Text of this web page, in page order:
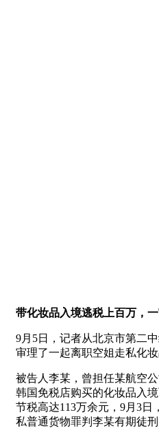
带化妆品入境逃税上百万，
9月5日，记者从北京市第二
审理了一起离职空姐走私化妆
被告人李某，曾担任某航空
韩国免税店购买的化妆品入
节税高达113万余元，9月3日
私普通货物罪判李某有期徒